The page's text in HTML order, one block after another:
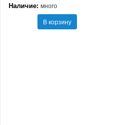
Наличие: много
В корзину